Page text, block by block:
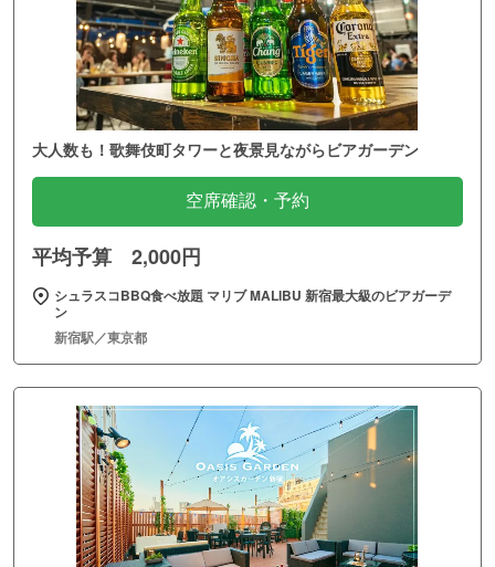
大人数も！歌舞伎町タワーと夜景見ながらビアガーデン
空席確認・予約
平均予算 2,000円
シュラスコBBQ食べ放題 マリブ MALIBU 新宿最大級のビアガーデ
ン
新宿駅／東京都